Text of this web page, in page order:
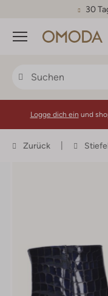
30
Menü
Logge dich ein und
Zurück